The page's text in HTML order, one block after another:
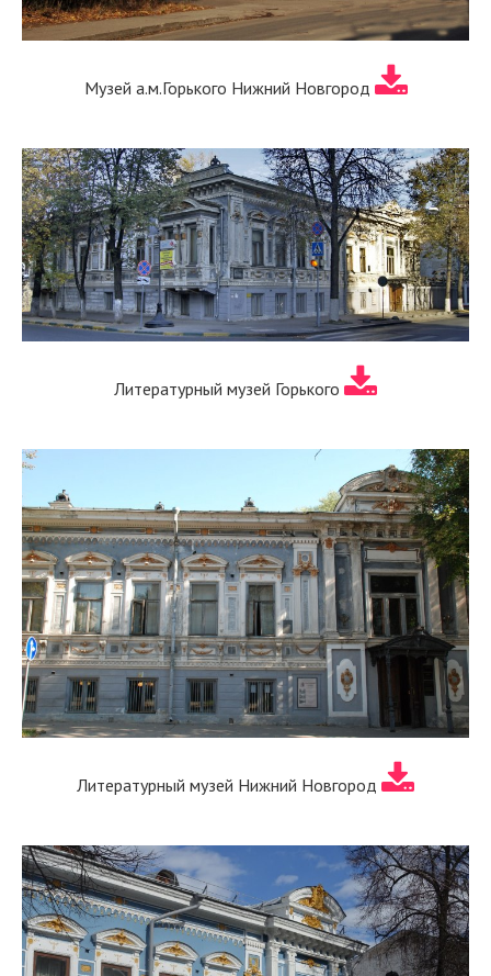
Музей а.м.Горького Нижний Новгород
Литературный музей Горького
Литературный музей Нижний Новгород